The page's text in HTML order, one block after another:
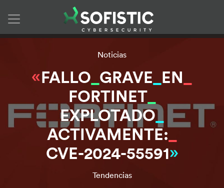
Noticias
FALLO GRAVE EN
FORTINET_
EXPLOTADO_
ACTIVAMENTE:_
CVE-2024-55591
Tendencias